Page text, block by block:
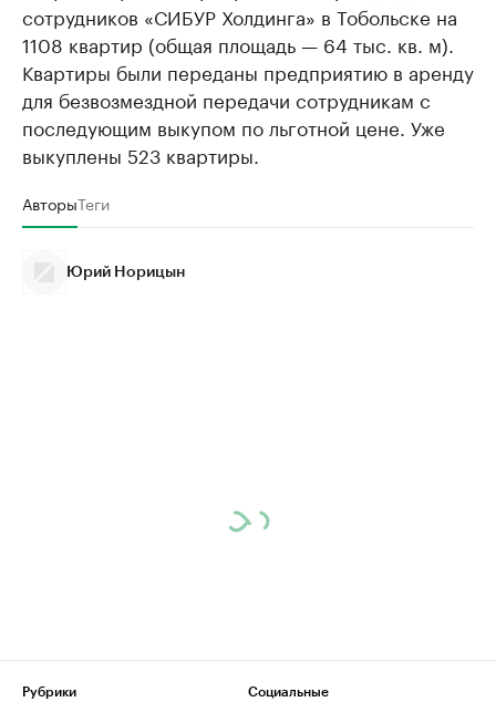
сотрудников «СИБУР Холдинга» в Тобольске на
1108 квартир (общая площадь — 64 тыс. кв. м).
Квартиры были переданы предприятию в аренду
для безвозмездной передачи сотрудникам с
последующим выкупом по льготной цене. Уже
выкуплены 523 квартиры.
АвторыТеги
Юрий Норицын
Рубрики
Социальные